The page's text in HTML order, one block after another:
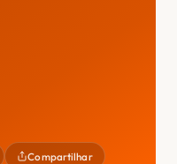
Compartilhar